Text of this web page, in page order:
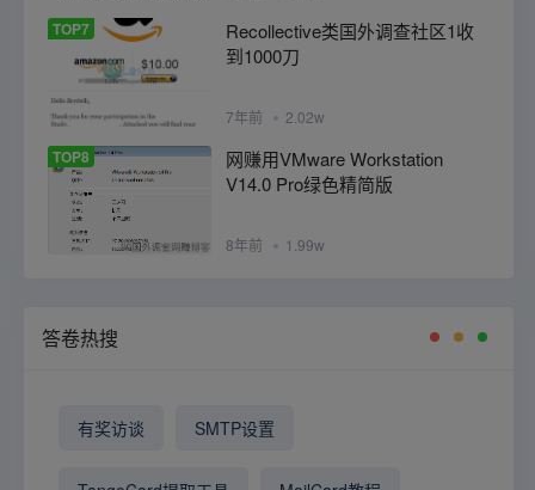
TOP7
Recollective类国外调查社区1收
到1000刀
7年前 2.02w
TOP8
网赚用VMware Workstation
V14.0 Pro绿色精简版
8年前 1.99w
答卷热搜
有奖访谈 SMTP设置